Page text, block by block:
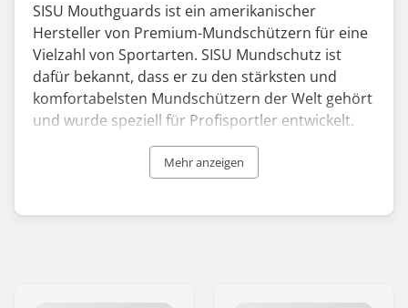
SISU Mouthguards ist ein amerikanischer
Hersteller von Premium-Mundschützern für eine
Vielzahl von Sportarten. SISU Mundschutz ist
dafür bekannt, dass er zu den stärksten und
komfortabelsten Mundschützern der Welt gehört
und wurde speziell für Profisportler entwickelt.
Jedes Produkt dieser Marke wird strengen Tests
unterzogen, um einen hochleistungsfähigen
Mehr anzeigen